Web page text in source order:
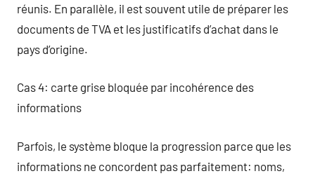
réunis. En parallèle, il est souvent utile de préparer les
documents de TVA et les justificatifs d’achat dans le
pays d’origine.
Cas 4: carte grise bloquée par incohérence des
informations
Parfois, le système bloque la progression parce que les
informations ne concordent pas parfaitement: noms,